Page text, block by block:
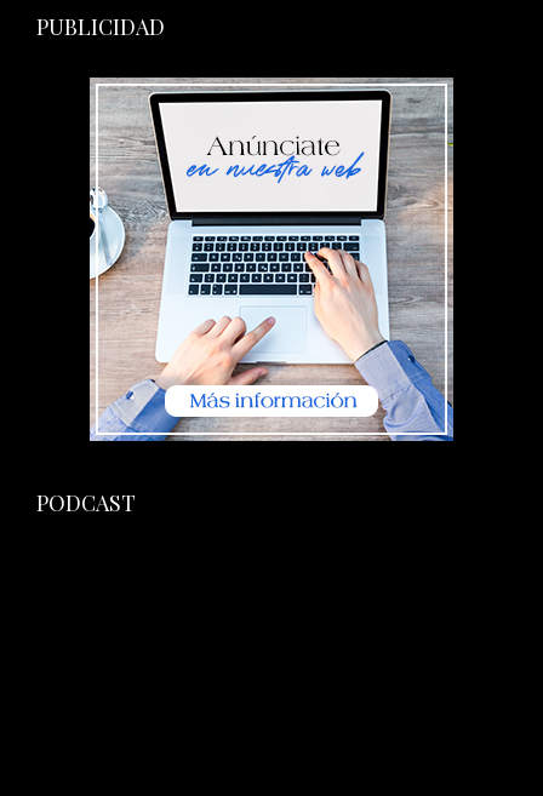
PUBLICIDAD
PODCAST